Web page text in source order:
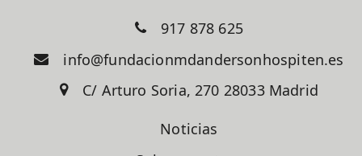
917 878 625
info@fundacionmdandersonhospiten.es
C/ Arturo Soria, 270 28033 Madrid
Noticias